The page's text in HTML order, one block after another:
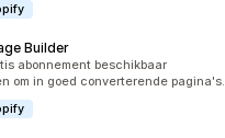
Builder
totaal
abonnement beschikbaar
om in goed converterende pagina's.